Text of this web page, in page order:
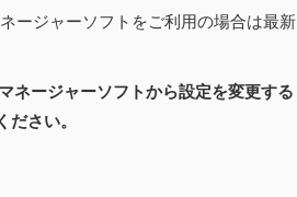
ージャーソフトをご利用の場合は最新
ージャーソフトから設定を変更する
ださい。